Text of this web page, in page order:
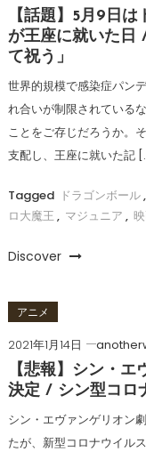
【話題】5月9日
が王座に就いた日
て祝う」
世界的規模で感染症パン
れ合いが制限されている
ことをご存じだろうか。
支配し、王座に就いた記
Tagged ドラゴンボール,
ロ大魔王 , マジュニア ,
Discover
アニメ
2021年1月14日
【悲報】シン・
決定 / シン型コロ
シン・エヴァンゲリオン
たが、新型コロナウイル